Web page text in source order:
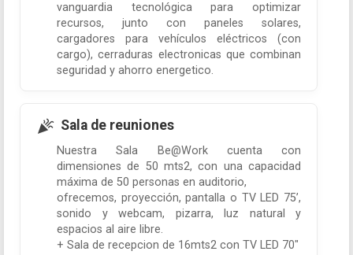
vanguardia tecnológica para optimizar
recursos, junto con paneles solares,
cargadores para vehículos eléctricos (con
cargo), cerraduras electronicas que combinan
seguridad y ahorro energetico.
Sala de reuniones
Nuestra Sala Be@Work cuenta con
dimensiones de 50 mts2, con una capacidad
máxima de 50 personas en auditorio,
ofrecemos, proyección, pantalla o TV LED 75’,
sonido y webcam, pizarra, luz natural y
espacios al aire libre.
+ Sala de recepcion de 16mts2 con TV LED 70"